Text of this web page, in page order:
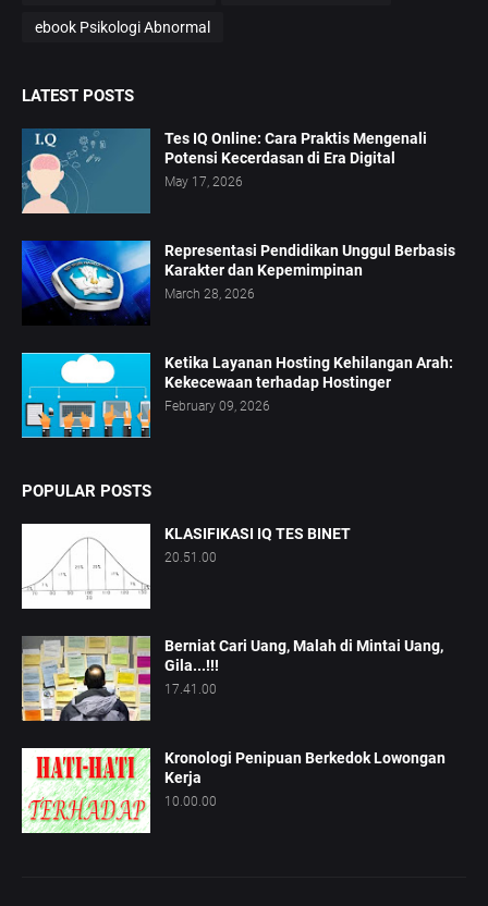
ebook Psikologi Abnormal
LATEST POSTS
Tes IQ Online: Cara Praktis Mengenali
Potensi Kecerdasan di Era Digital
May 17, 2026
Representasi Pendidikan Unggul Berbasis
Karakter dan Kepemimpinan
March 28, 2026
Ketika Layanan Hosting Kehilangan Arah:
Kekecewaan terhadap Hostinger
February 09, 2026
POPULAR POSTS
KLASIFIKASI IQ TES BINET
20.51.00
Berniat Cari Uang, Malah di Mintai Uang,
Gila...!!!
17.41.00
Kronologi Penipuan Berkedok Lowongan
Kerja
10.00.00